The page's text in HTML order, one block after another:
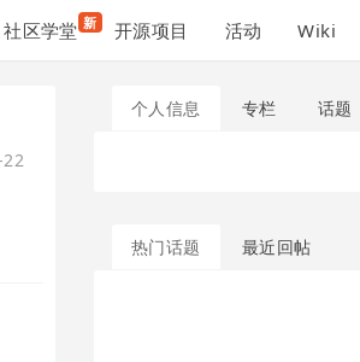
社区学堂 新 开源项目 活动 Wiki
个人信息 专栏 话题
热门话题 最近回帖